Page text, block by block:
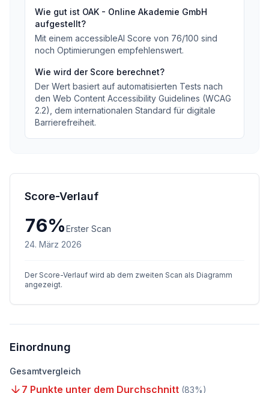
Wie gut ist OAK - Online Akademie GmbH
aufgestellt?
Mit einem accessibleAI Score von 76/100 sind
noch Optimierungen empfehlenswert.
Wie wird der Score berechnet?
Der Wert basiert auf automatisierten Tests nach
den Web Content Accessibility Guidelines (WCAG
2.2), dem internationalen Standard für digitale
Barrierefreiheit.
Score-Verlauf
76%Erster Scan
24. März 2026
Der Score-Verlauf wird ab dem zweiten Scan als Diagramm
angezeigt.
Einordnung
Gesamtvergleich
7 Punkte unter dem Durchschnitt (83%)